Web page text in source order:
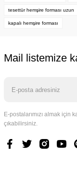
tesettür hemşire forması uzun
kapalı hemşire forması
Mail listemize
E-postalarımızı almak
çıkabilirsiniz.